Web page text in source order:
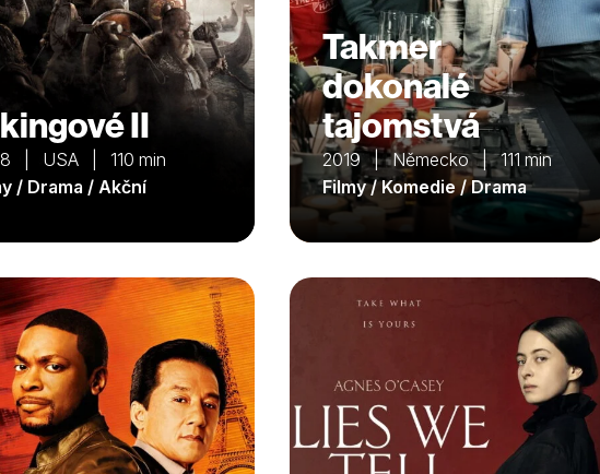
II
| USA | 110 min
/ Drama / Akční
Takmer
dokonalé
tajomstvá
2019 | Německo | 111 min
Filmy / Komedie / Drama